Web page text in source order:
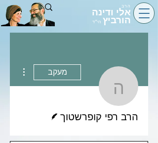
הרב
אלי ודינה
הורביץ הי״ד
הרב רפי
מעקב
הרב רפי קופרשטוך